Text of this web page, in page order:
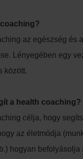
az egészség és
Lényegében egy
között.
a health coaching?
célja, hogy
az életmódja
hogyan befolyásolja